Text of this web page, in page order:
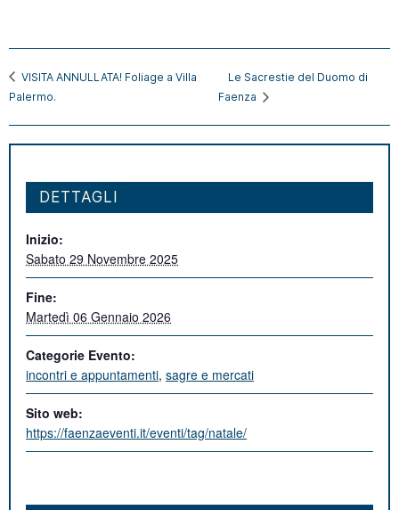
VISITA ANNULLATA! Foliage a Villa
Palermo.
Le Sacrestie del Duomo di
Faenza
DETTAGLI
Inizio:
Sabato 29 Novembre 2025
Fine:
Martedì 06 Gennaio 2026
Categorie Evento:
incontri e appuntamenti,sagre e mercati
Sito web:
https://faenzaeventi.it/eventi/tag/natale/